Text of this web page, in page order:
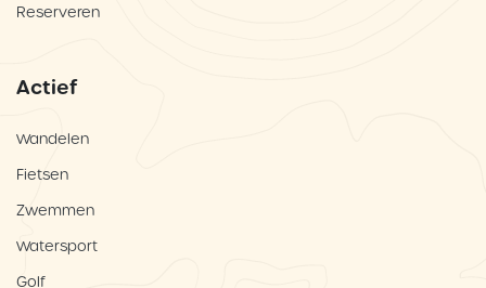
Reserveren
Actief
Wandelen
Fietsen
Zwemmen
Watersport
Golf